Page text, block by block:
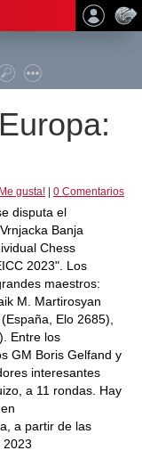
Me gusta! 0 Comentarios
disputa el
Banja
Chess
2023". Los
maestros:
M. Martirosyan
Elo 2685),
Entre los
GM Boris Gelfand y
interesantes
a 11 rondas. Hay
a partir de las
2023